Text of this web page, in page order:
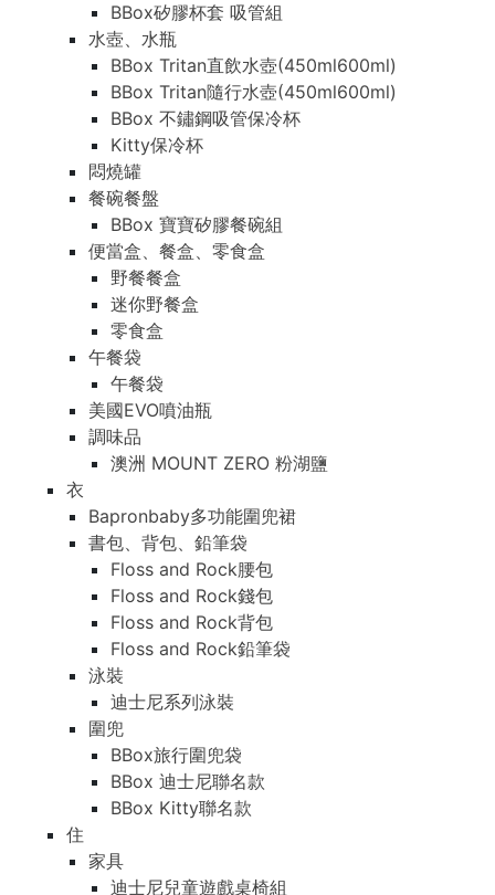
BBox矽膠杯套 吸管組
水壺、水瓶
BBox Tritan直飲水壺(450ml600ml)
BBox Tritan隨行水壺(450ml600ml)
BBox 不鏽鋼吸管保冷杯
Kitty保冷杯
悶燒罐
餐碗餐盤
BBox 寶寶矽膠餐碗組
便當盒、餐盒、零食盒
野餐餐盒
迷你野餐盒
零食盒
午餐袋
午餐袋
美國EVO噴油瓶
調味品
澳洲 MOUNT ZERO 粉湖鹽
衣
Bapronbaby多功能圍兜裙
書包、背包、鉛筆袋
Floss and Rock腰包
Floss and Rock錢包
Floss and Rock背包
Floss and Rock鉛筆袋
泳裝
迪士尼系列泳裝
圍兜
BBox旅行圍兜袋
BBox 迪士尼聯名款
BBox Kitty聯名款
住
家具
迪士尼兒童遊戲桌椅組